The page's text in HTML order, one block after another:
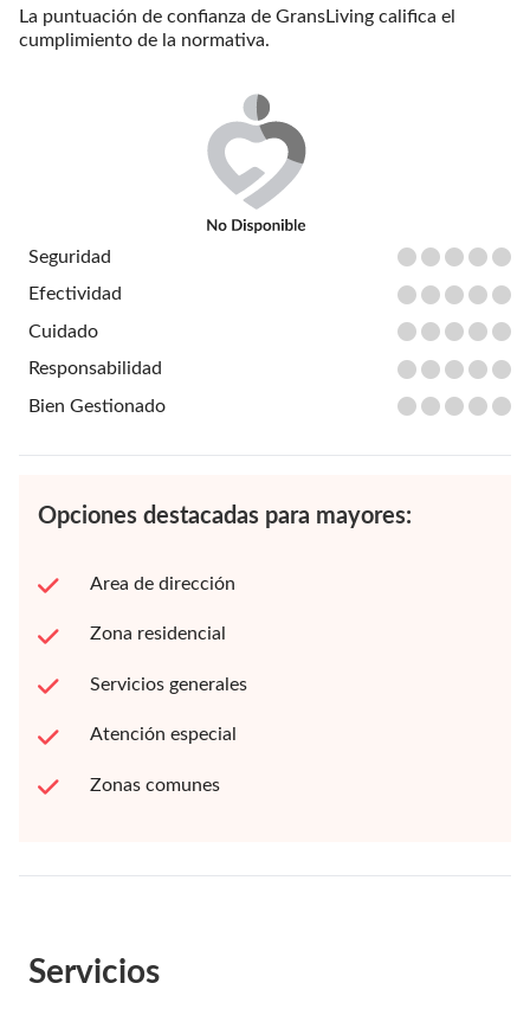
La puntuación de confianza de GransLiving califica el
cumplimiento de la normativa.
Seguridad
Efectividad
Cuidado
Responsabilidad
Bien Gestionado
Opciones destacadas para mayores:
Area de dirección
Zona residencial
Servicios generales
Atención especial
Zonas comunes
Servicios